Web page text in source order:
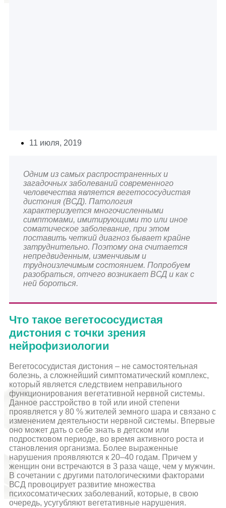
11 июля, 2019
Одним из самых распространенных и
загадочных заболеваний современного
человечества является вегетососудистая
дистония (ВСД). Патология
характеризуется многочисленными
симптомами, имитирующими то или иное
соматическое заболевание, при этом
поставить четкий диагноз бывает крайне
затруднительно. Поэтому она считается
непредвиденным, изменчивым и
трудноизлечимым состоянием. Попробуем
разобраться, отчего возникает ВСД и как с
ней бороться.
Что такое вегетососудистая
дистония с точки зрения
нейрофизиологии
Вегетососудистая дистония – не самостоятельная
болезнь, а сложнейший симптоматический комплекс,
который является следствием неправильного
функционирования вегетативной нервной системы.
Данное расстройство в той или иной степени
проявляется у 80 % жителей земного шара и связано с
изменением деятельности нервной системы. Впервые
оно может дать о себе знать в детском или
подростковом периоде, во время активного роста и
становления организма. Более выраженные
нарушения проявляются к 20–40 годам. Причем у
женщин они встречаются в 3 раза чаще, чем у мужчин.
В сочетании с другими патологическими факторами
ВСД провоцирует развитие множества
психосоматических заболеваний, которые, в свою
очередь, усугубляют вегетативные нарушения.